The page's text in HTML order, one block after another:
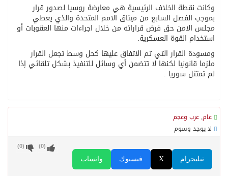
وكانت نقطة الخلاف الرئيسية هي معارضة روسيا لصدور قرار
بموجب الفصل السابع من ميثاق الامم المتحدة والذي يعطي
مجلس الامن حق فرض قراراته من خلال اجراءات منها العقوبات أو
استخدام القوة العسكرية.
ومسودة القرار التي تم الاتفاق عليها كحل وسط تجعل القرار
ملزما قانونيا لكنها لا تتضمن أي وسائل للتنفيذ بشكل تلقائي إذا
لم تمتثل سوريا .
عام, عرب وعجم
لا يوجد وسوم
واتساب فيسبوك X تيليجرام
(
0
) (
0
)